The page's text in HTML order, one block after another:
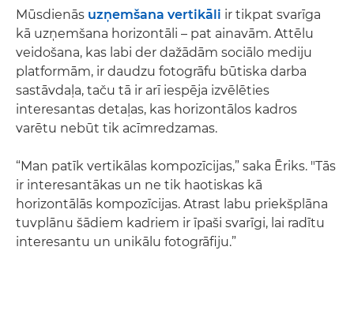
Mūsdienās uzņemšana vertikāli ir tikpat svarīga
kā uzņemšana horizontāli – pat ainavām. Attēlu
veidošana, kas labi der dažādām sociālo mediju
platformām, ir daudzu fotogrāfu būtiska darba
sastāvdaļa, taču tā ir arī iespēja izvēlēties
interesantas detaļas, kas horizontālos kadros
varētu nebūt tik acīmredzamas.
“Man patīk vertikālas kompozīcijas,” saka Ēriks. "Tās
ir interesantākas un ne tik haotiskas kā
horizontālās kompozīcijas. Atrast labu priekšplāna
tuvplānu šādiem kadriem ir īpaši svarīgi, lai radītu
interesantu un unikālu fotogrāfiju.”